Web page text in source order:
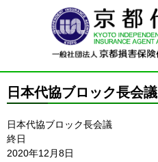
日本代協ブロック長会議
日本代協ブロック長会議
終日
2020年12月8日